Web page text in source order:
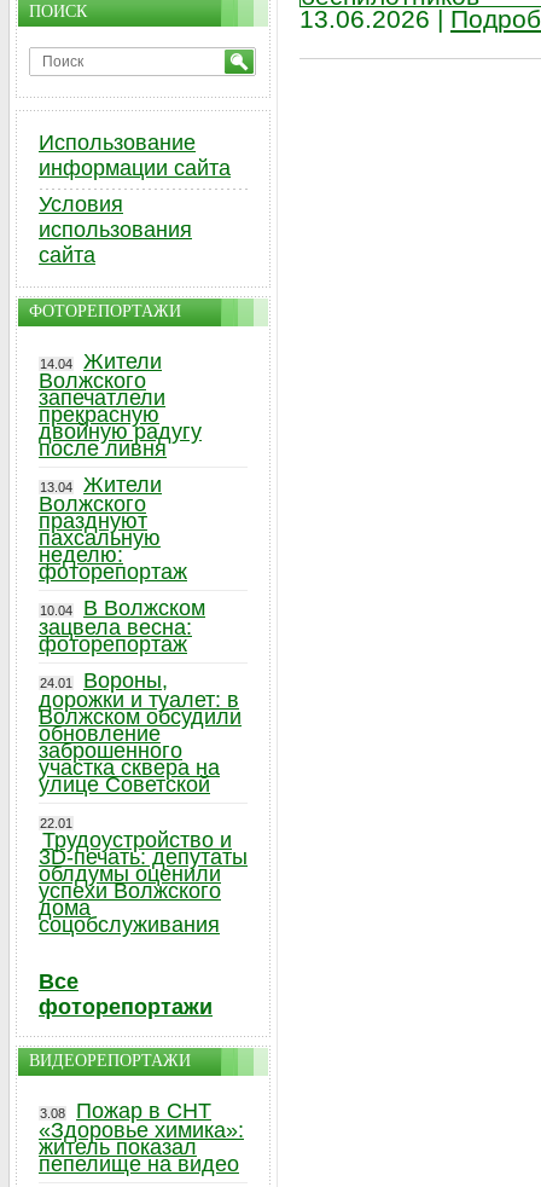
13.06.2026 |
ПОИСК
Использование
информации сайта
Условия
использования
сайта
ФОТОРЕПОРТАЖИ
14.04
Жители
Волжского
запечатлели
прекрасную
двойную радугу
после ливня
13.04
Жители
Волжского
празднуют
пахсальную
неделю:
фоторепортаж
10.04
В Волжском
зацвела весна:
фоторепортаж
24.01
Вороны,
дорожки и туалет: в
Волжском обсудили
обновление
заброшенного
участка сквера на
улице Советской
22.01
Трудоустройство и
3D-печать: депутаты
облдумы оценили
успехи Волжского
дома
соцобслуживания
Все
фоторепортажи
ВИДЕОРЕПОРТАЖИ
3.08
Пожар в СНТ
«Здоровье химика»:
житель показал
пепелище на видео